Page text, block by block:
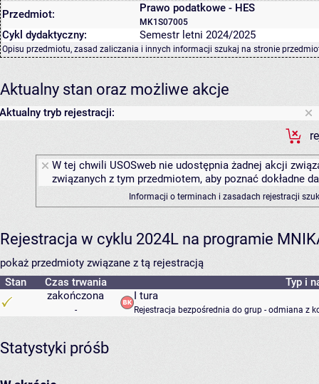
Przedmiot: Prawo podatkowe - HES
MK1S07005
Cykl dydaktyczny: Semestr letni 2024/2025
Opisu przedmiotu, zasad zaliczania i innych informacji szukaj na stronie
Aktualny stan oraz możliwe akcje
Aktualny tryb rejestracji:
W tej chwili USOSweb nie udostępnia żadnej akcji
związanych z tym przedmiotem, aby poznać dokładne
Informacji o terminach i zasadach rejestracji
Rejestracja w cyklu 2024L na programie
pokaż przedmioty związane z tą rejestracją
Stan
Czas trwania
Typ i
zakończona
-
I tura
Rejestracja bezpośrednia do grup - odmiana z
Statystyki próśb